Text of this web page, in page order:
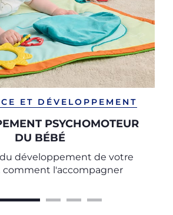
ET DÉVELOPPEMENT
PSYCHOMOTEUR
DU BÉBÉ
développement de votre
comment l'accompagner